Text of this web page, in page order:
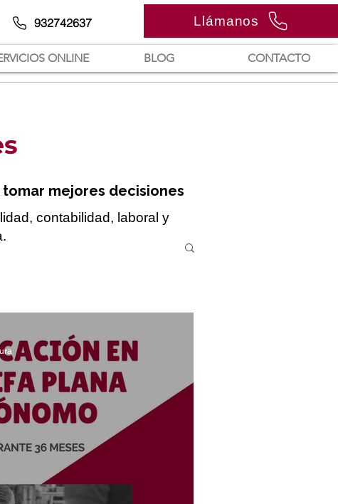
932742637 Llámanos
ONLINE BLOG CONTACTO
mejores decisiones
contabilidad, laboral y